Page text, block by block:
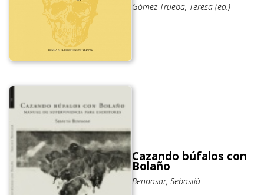
Gómez Trueba, Teresa (ed.)
Cazando búfalos con
Bolaño
Bennasar, Sebastià